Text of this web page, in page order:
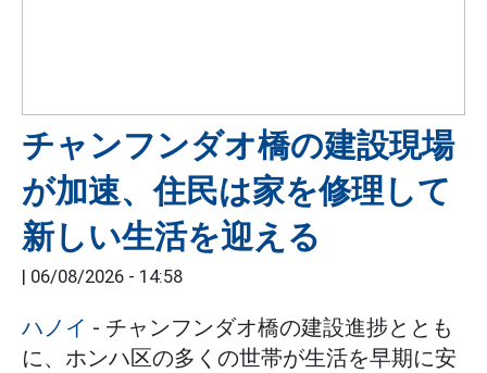
チャンフンダオ橋の建設現場
が加速、住民は家を修理して
新しい生活を迎える
| 06/08/2026 - 14:58
ハノイ - チャンフンダオ橋の建設進捗ととも
に、ホンハ区の多くの世帯が生活を早期に安